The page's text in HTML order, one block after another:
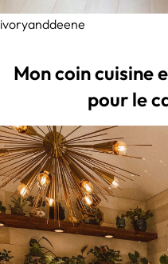
ivoryanddeene
Mon coin cuisine
pour le